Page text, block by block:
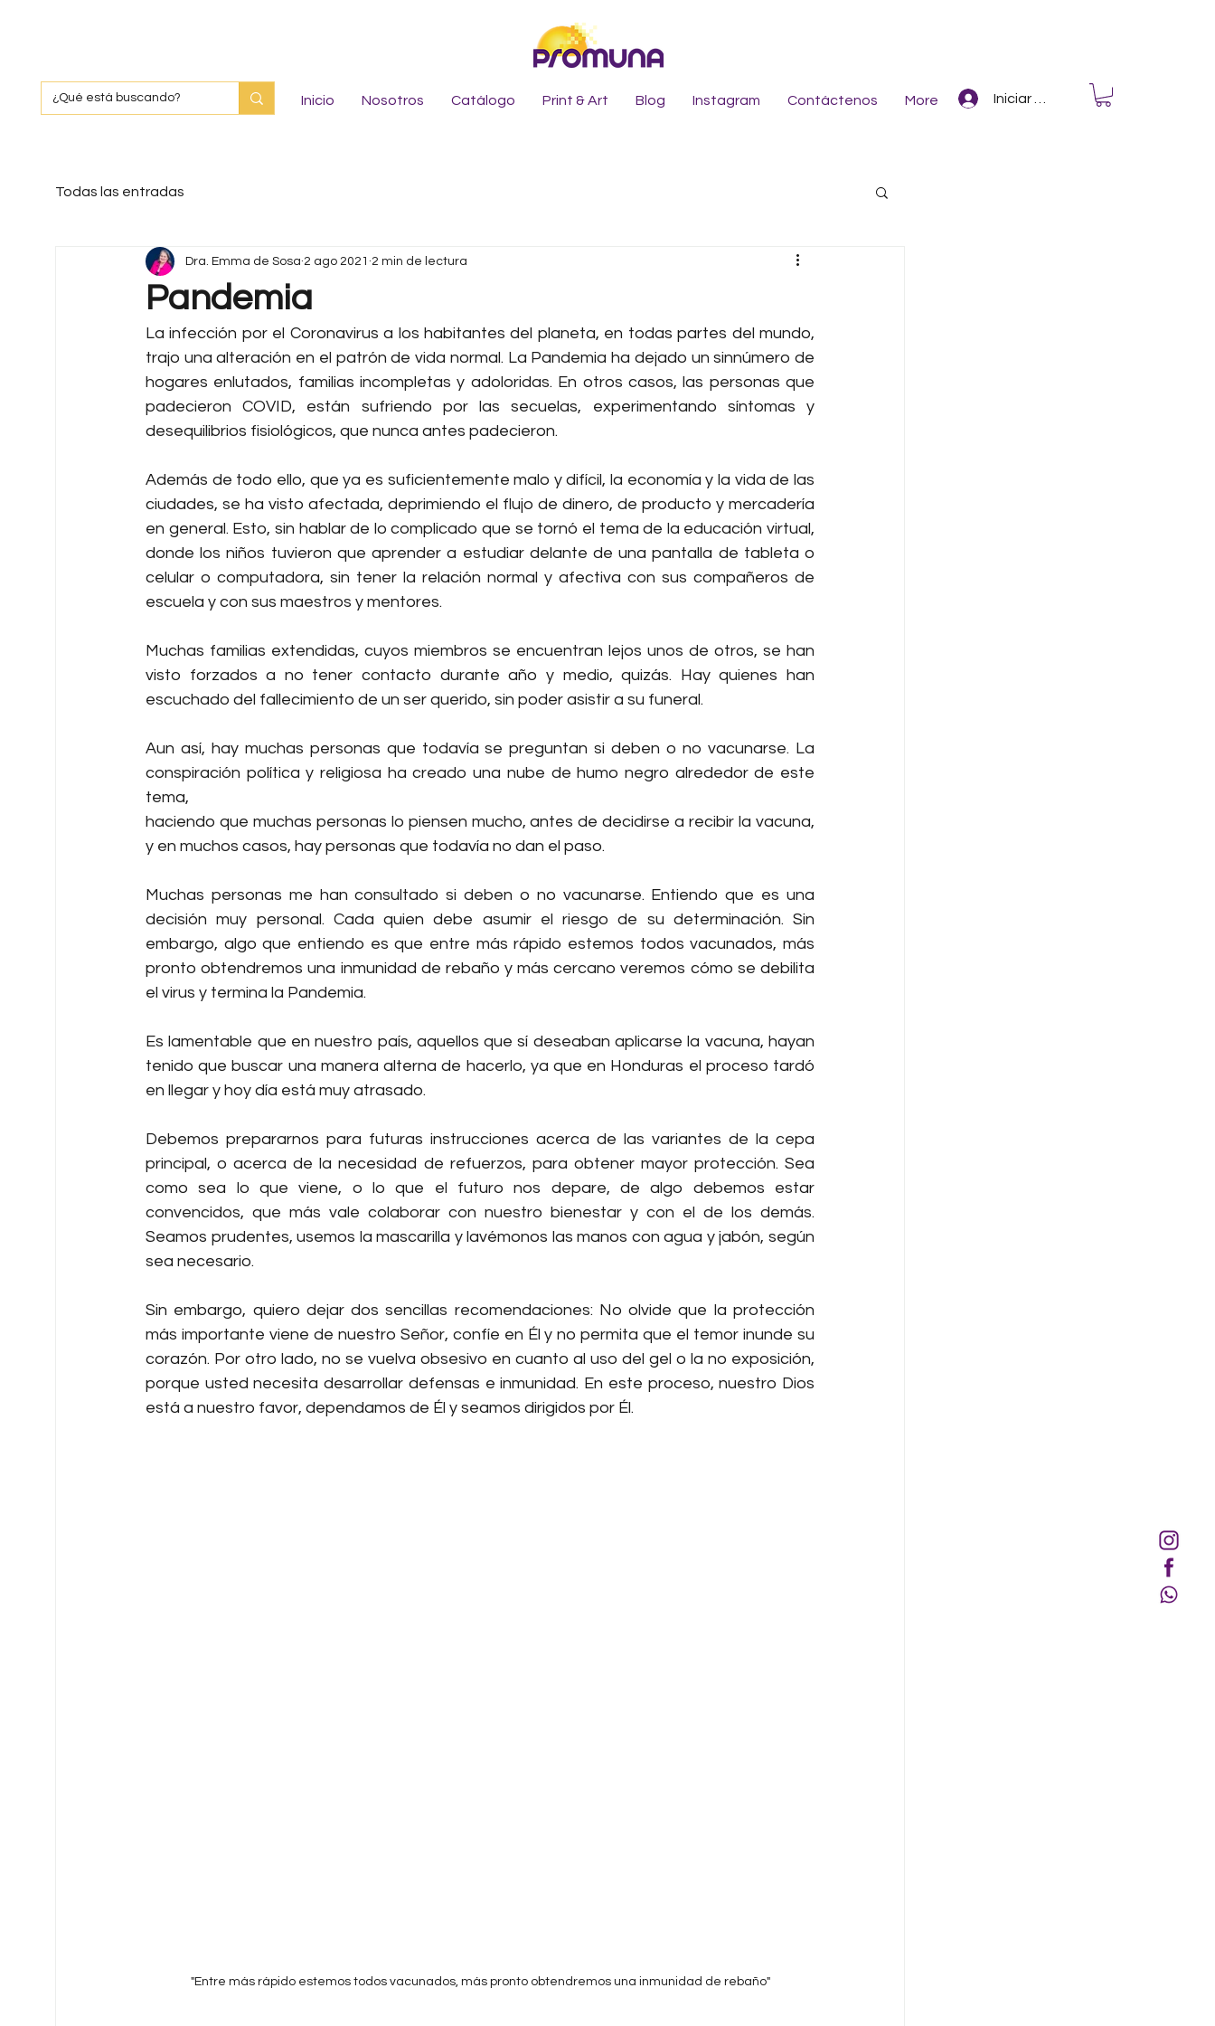
Inicio Nosotros Catálogo Print & Art Blog Instagram Contáctenos More Iniciar Sesión
Todas las entradas
Pandemia
Dra. Emma de Sosa 2 ago 2021 2 min de lectura
La infección por el Coronavirus a los habitantes del planeta, en todas partes del mundo,
trajo una alteración en el patrón de vida normal. La Pandemia ha dejado un sinnúmero de
hogares enlutados, familias incompletas y adoloridas. En otros casos, las personas que
padecieron COVID, están sufriendo por las secuelas, experimentando síntomas y
desequilibrios fisiológicos, que nunca antes padecieron.
Además de todo ello, que ya es suficientemente malo y difícil, la economía y la vida de las
ciudades, se ha visto afectada, deprimiendo el flujo de dinero, de producto y mercadería
en general. Esto, sin hablar de lo complicado que se tornó el tema de la educación virtual,
donde los niños tuvieron que aprender a estudiar delante de una pantalla de tableta o
celular o computadora, sin tener la relación normal y afectiva con sus compañeros de
escuela y con sus maestros y mentores.
Muchas familias extendidas, cuyos miembros se encuentran lejos unos de otros, se han
visto forzados a no tener contacto durante año y medio, quizás. Hay quienes han
escuchado del fallecimiento de un ser querido, sin poder asistir a su funeral.
Aun así, hay muchas personas que todavía se preguntan si deben o no vacunarse. La
conspiración política y religiosa ha creado una nube de humo negro alrededor de este
tema,
haciendo que muchas personas lo piensen mucho, antes de decidirse a recibir la vacuna,
y en muchos casos, hay personas que todavía no dan el paso.
Muchas personas me han consultado si deben o no vacunarse. Entiendo que es una
decisión muy personal. Cada quien debe asumir el riesgo de su determinación. Sin
embargo, algo que entiendo es que entre más rápido estemos todos vacunados, más
pronto obtendremos una inmunidad de rebaño y más cercano veremos cómo se debilita
el virus y termina la Pandemia.
Es lamentable que en nuestro país, aquellos que sí deseaban aplicarse la vacuna, hayan
tenido que buscar una manera alterna de hacerlo, ya que en Honduras el proceso tardó
en llegar y hoy día está muy atrasado.
Debemos prepararnos para futuras instrucciones acerca de las variantes de la cepa
principal, o acerca de la necesidad de refuerzos, para obtener mayor protección. Sea
como sea lo que viene, o lo que el futuro nos depare, de algo debemos estar
convencidos, que más vale colaborar con nuestro bienestar y con el de los demás.
Seamos prudentes, usemos la mascarilla y lavémonos las manos con agua y jabón, según
sea necesario.
Sin embargo, quiero dejar dos sencillas recomendaciones: No olvide que la protección
más importante viene de nuestro Señor, confíe en Él y no permita que el temor inunde su
corazón. Por otro lado, no se vuelva obsesivo en cuanto al uso del gel o la no exposición,
porque usted necesita desarrollar defensas e inmunidad. En este proceso, nuestro Dios
está a nuestro favor, dependamos de Él y seamos dirigidos por Él.
"Entre más rápido estemos todos vacunados, más pronto obtendremos una inmunidad de rebaño"